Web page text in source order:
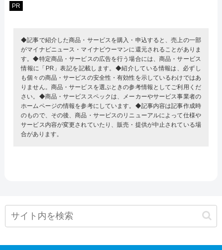
PR
◆記事で紹介した商品・サービスを購入・申込すると、売上の一部
がマイナビニュース・マイナビウーマンに還元されることがありま
す。◆特定商品・サービスの広告を行う場合には、商品・サービス
情報に「PR」表記を記載します。◆紹介している情報は、必ずし
も個々の商品・サービスの安全性・有効性を示しているわけではあ
りません。商品・サービスを選ぶときの参考情報としてご利用くだ
さい。◆商品・サービススペックは、メーカーやサービス事業者の
ホームページの情報を参考にしています。◆記事内容は記事作成時
のもので、その後、商品・サービスのリニューアルによって仕様や
サービス内容が変更されていたり、販売・提供が中止されている場
合があります。